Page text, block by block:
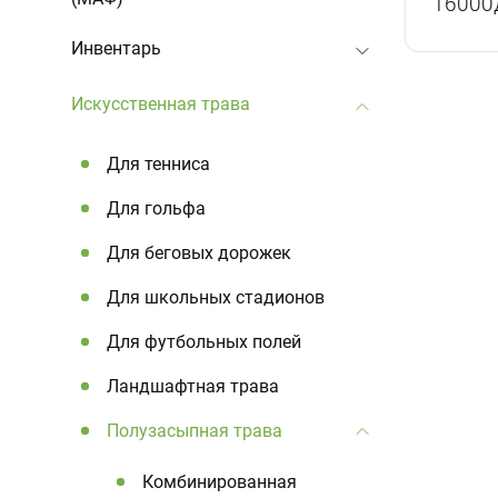
Инвентарь
Искусственная трава
Для тенниса
Для гольфа
Для беговых дорожек
Для школьных стадионов
Для футбольных полей
Ландшафтная трава
Полузасыпная трава
Комбинированная